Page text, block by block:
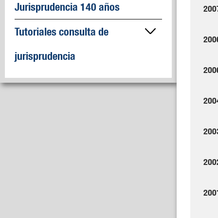
Jurisprudencia 140 años
Tutoriales consulta de
jurisprudencia